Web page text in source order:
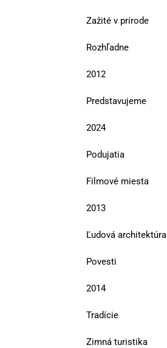
Zažité v prírode
Rozhľadne
2012
Predstavujeme
2024
Podujatia
Filmové miesta
2013
Ľudová architektúra
Povesti
2014
Tradície
Zimná turistika